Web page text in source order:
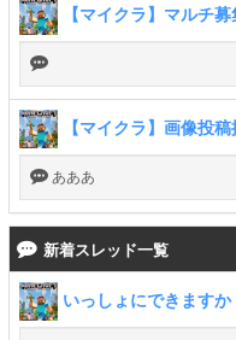
【マイクラ】マルチ
【マイクラ】画像投
あああ
新着スレッド一覧
いっしょにできますか